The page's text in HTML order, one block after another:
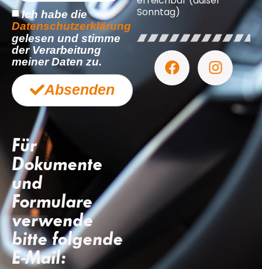
Sonntag)
Ich habe die
Datenschutzerklärung
gelesen und stimme
der Verarbeitung
meiner Daten zu.
Absenden
Für
Dokumente
und
Formulare
verwende
bitte folgende
E-Mail: